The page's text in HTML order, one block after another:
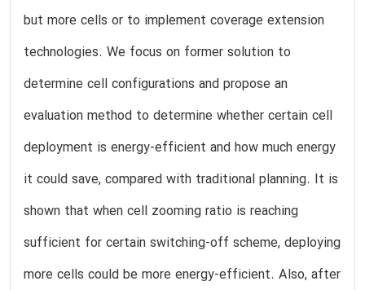
but more cells or to implement coverage extension
technologies. We focus on former solution to
determine cell configurations and propose an
evaluation method to determine whether certain cell
deployment is energy-efficient and how much energy
it could save, compared with traditional planning. It is
shown that when cell zooming ratio is reaching
sufficient for certain switching-off scheme, deploying
more cells could be more energy-efficient. Also, after